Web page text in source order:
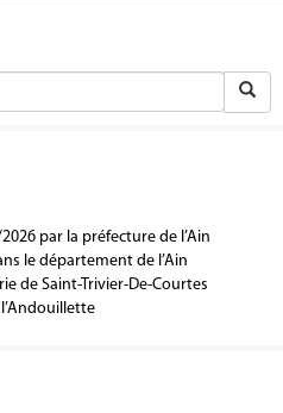
par la préfecture de l’Ain
le département de l’Ain
de Saint-Trivier-De-Courtes